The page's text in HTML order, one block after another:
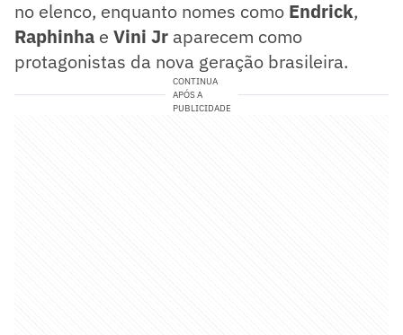
no elenco, enquanto nomes como Endrick,
Raphinha e Vini Jr aparecem como
protagonistas da nova geração brasileira.
CONTINUA
APÓS A
PUBLICIDADE